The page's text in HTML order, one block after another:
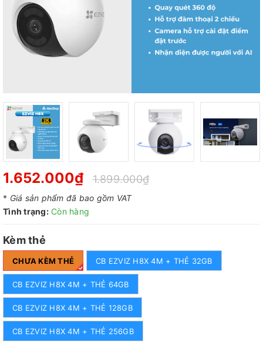
1.652.000₫ 1.899.000₫
* Giá sản phẩm đã bao gồm VAT
Tình trạng: Còn hàng
Kèm thẻ
CHƯA KÈM THẺ CB EZVIZ H8X 4M + THẺ 32GB
CB EZVIZ H8X 4M + THẺ 64GB
CB EZVIZ H8X 4M + THẺ 128GB
CB EZVIZ H8X 4M + THẺ 256GB